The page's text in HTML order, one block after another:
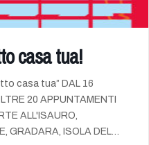
casa tua!
casa tua” DAL 16
20 APPUNTAMENTI
ALL'ISAURO,
GRADARA, ISOLA DEL